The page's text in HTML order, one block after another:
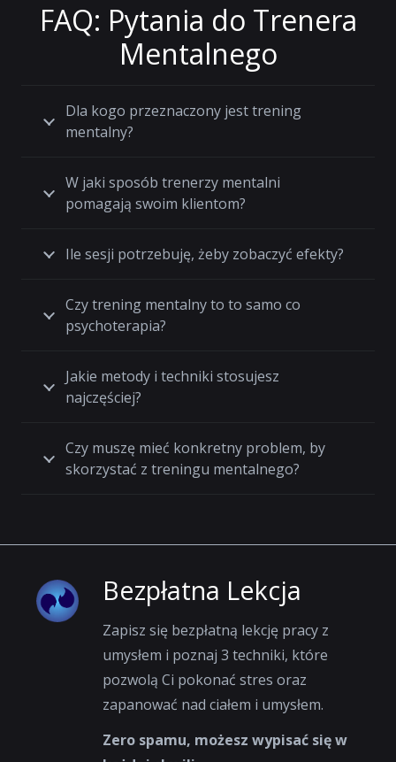
FAQ: Pytania do Trenera
Mentalnego
Dla kogo przeznaczony jest trening
mentalny?
W jaki sposób trenerzy mentalni
pomagają swoim klientom?
Ile sesji potrzebuję, żeby zobaczyć efekty?
Czy trening mentalny to to samo co
psychoterapia?
Jakie metody i techniki stosujesz
najczęściej?
Czy muszę mieć konkretny problem, by
skorzystać z treningu mentalnego?
Bezpłatna Lekcja
Zapisz się bezpłatną lekcję pracy z
umysłem i poznaj 3 techniki, które
pozwolą Ci pokonać stres oraz
zapanować nad ciałem i umysłem.
Zero spamu, możesz wypisać się w